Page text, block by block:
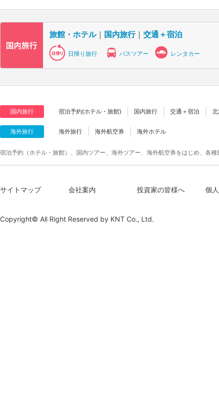
旅館・ホテル｜ 国内旅行｜ 交通＋宿泊
日帰り旅行 バスツアー レンタカー
国内旅行 宿泊予約(ホテル・旅館) 国内旅行 交通＋宿泊
海外旅行 海外旅行 海外航空券 海外ホテル
宿泊予約（ホテル・旅館）、国内ツアー、海外ツアー、海外航空券をはじめ、各
サイトマップ 会社案内 投資家の皆様へ 個
Copyright© All Right Reserved by KNT Co., Ltd.